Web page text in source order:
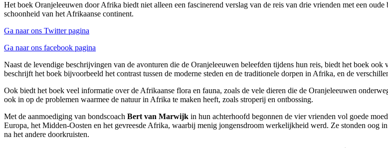
Het boek Oranjeleeuwen door Afrika biedt niet alleen een fascinerend verslag van de reis van drie vrienden met een
schoonheid van het Afrikaanse continent.
Ga naar ons Twitter pagina
Ga naar ons facebook pagina
Naast de levendige beschrijvingen van de avonturen die de Oranjeleeuwen beleefden tijdens hun reis, biedt het boek
beschrijft het boek bijvoorbeeld het contrast tussen de moderne steden en de traditionele dorpen in Afrika, en de
Ook biedt het boek veel informatie over de Afrikaanse flora en fauna, zoals de vele dieren die de Oranjeleeuwen
ook in op de problemen waarmee de natuur in Afrika te maken heeft, zoals stroperij en ontbossing.
Met de aanmoediging van bondscoach Bert van Marwijk in hun achterhoofd begonnen de vier vrienden vol goede
Europa, het Midden-Oosten en het gevreesde Afrika, waarbij menig jongensdroom werkelijkheid werd. Ze stonden oog
na het andere doorkruisten.